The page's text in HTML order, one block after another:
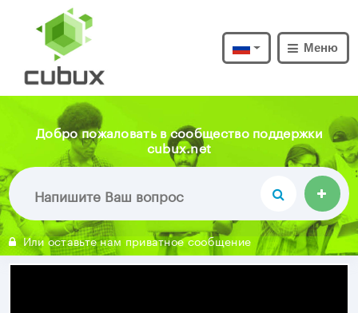
Меню
Добро пожаловать в сообщество поддержки
cubux.net
Или оставьте нам приватное сообщение